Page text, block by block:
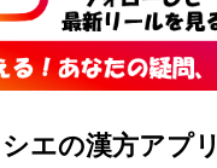
エの漢方アプリ